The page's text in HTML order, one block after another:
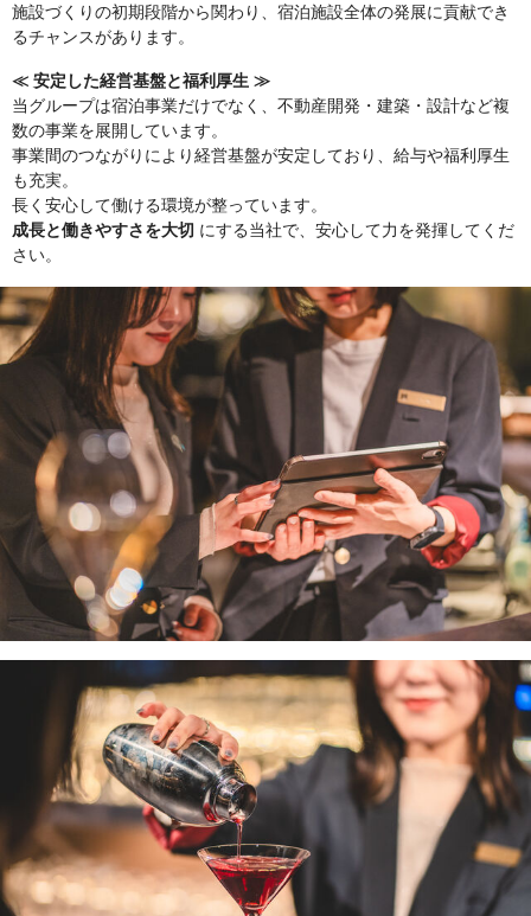
施設づくりの初期段階から関わり、宿泊施設全体の発展に貢献でき
るチャンスがあります。
≪ 安定した経営基盤と福利厚生 ≫
当グループは宿泊事業だけでなく、不動産開発・建築・設計など複
数の事業を展開しています。
事業間のつながりにより経営基盤が安定しており、給与や福利厚生
も充実。
長く安心して働ける環境が整っています。
成長と働きやすさを大切 にする当社で、安心して力を発揮してくだ
さい。